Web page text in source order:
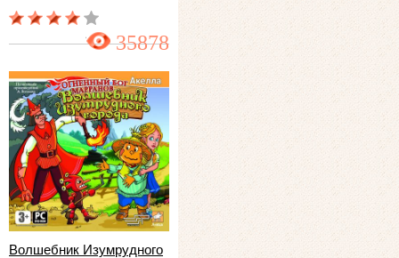
35878
Волшебник Изумрудного